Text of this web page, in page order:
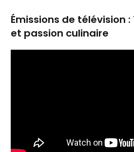
Émissions de télévision
et passion culinaire